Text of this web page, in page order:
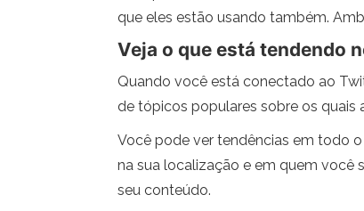
que eles estão usando também.
Veja o que está tendendo
Quando você está conectado ao
de tópicos populares sobre os quais
Você pode ver tendências em todo
na sua localização e em quem você
seu conteúdo.